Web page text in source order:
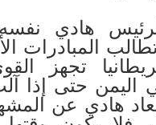
هادي
المبادرات
تجهز
اليمن حتى إذا
هادي عن